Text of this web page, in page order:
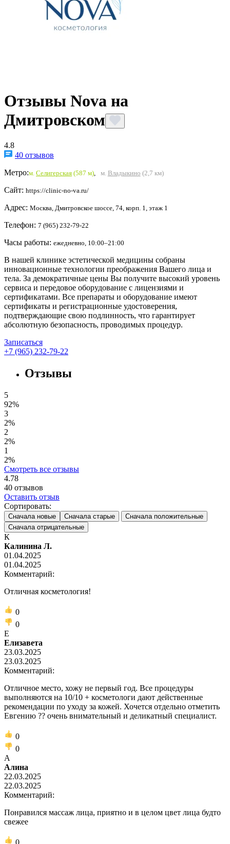
Отзывы Nova на
Дмитровском
4.8
40 отзывов
Метро:м. Селигерская (587 м) м. Владыкино (2,7 км)
Сайт: https://clinic-no-va.ru/
Адрес: Москва, Дмитровское шоссе, 74, корп. 1, этаж 1
Телефон: 7 (965) 232-79-22
Часы работы: ежедневно, 10:00–21:00
В нашей клинике эстетической медицины собраны
инновационные технологии преображения Вашего лица и
тела. За демократичные цены Вы получите высокий уровень
сервиса и передовое оборудование с лицензиями и
сертификатами. Все препараты и оборудование имеют
сертификаты и регистрационные удостоверения,
подтверждающие свою подлинность, что гарантирует
абсолютную безопасность, проводимых процедур.
Записаться
+7 (965) 232-79-22
Отзывы
5
92%
3
2%
2
2%
1
2%
Смотреть все отзывы
4.78
40 отзывов
Оставить отзыв
Сортировать:
Сначала новые Сначала старые
Сначала положительные
Сначала отрицательные
К
Калинина Л.
01.04.2025
01.04.2025
Комментарий:
Отличная косметология!
0
0
Е
Елизавета
23.03.2025
23.03.2025
Комментарий:
Отличное место, хожу не первый год. Все процедуры
выполняются на 10/10 + косметологи дают действенные
рекомендации по уходу за кожей. Хочется отдельно отметить
Евгению ?? очень внимательный и деликатный специалист.
0
0
А
Алина
22.03.2025
22.03.2025
Комментарий:
Понравился массаж лица, приятно и в целом цвет лица будто
свежее
0